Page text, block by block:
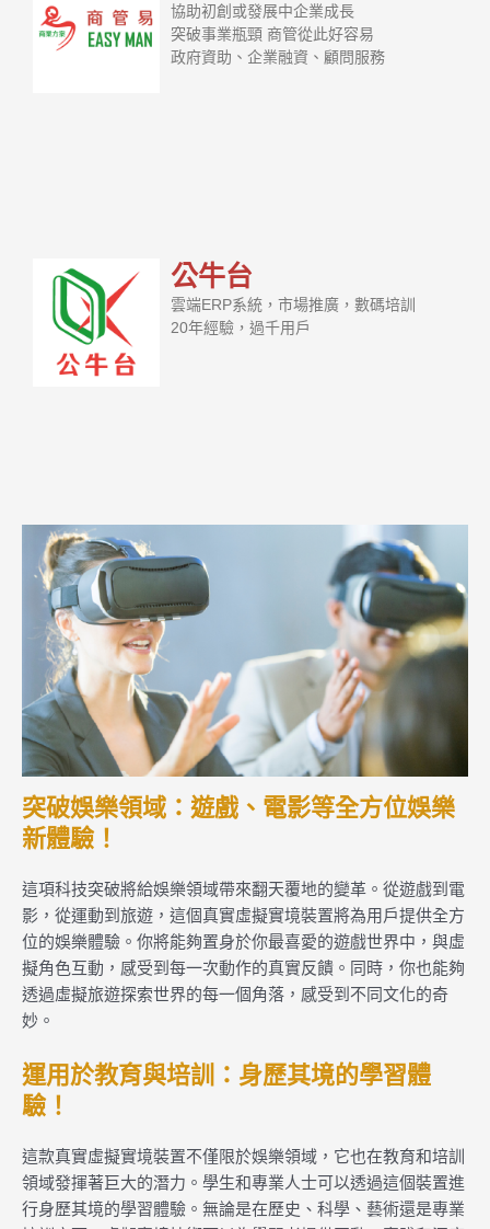
協助初創或發展中企業成長
突破事業瓶頸 商管從此好容易
政府資助、企業融資、顧問服務
公牛台
雲端ERP系統，市場推廣，數碼培訓
20年經驗，過千用戶
突破娛樂領域：遊戲、電影等全方位娛樂
新體驗！
這項科技突破將給娛樂領域帶來翻天覆地的變革。從遊戲到電
影，從運動到旅遊，這個真實虛擬實境裝置將為用戶提供全方
位的娛樂體驗。你將能夠置身於你最喜愛的遊戲世界中，與虛
擬角色互動，感受到每一次動作的真實反饋。同時，你也能夠
透過虛擬旅遊探索世界的每一個角落，感受到不同文化的奇
妙。
運用於教育與培訓：身歷其境的學習體
驗！
這款真實虛擬實境裝置不僅限於娛樂領域，它也在教育和培訓
領域發揮著巨大的潛力。學生和專業人士可以透過這個裝置進
行身歷其境的學習體驗。無論是在歷史、科學、藝術還是專業